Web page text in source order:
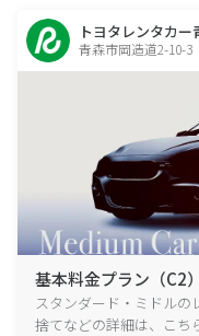
トヨタレンタカー
青森市岡造道2-10-3
基本料金プラン（C2）
スタンダード・ミドルの
捨てなどの詳細は、こち